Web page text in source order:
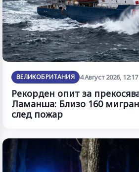
ВЕЛИКОБРИТАНИЯ 4 Август 2026, 12:17
Рекорден опит за
Ламанша: Близо 160
след пожар